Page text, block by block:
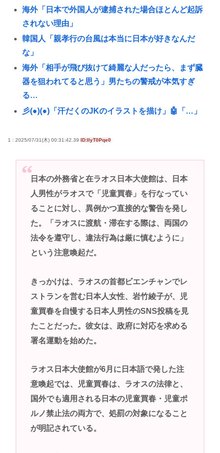
海外「日本で外国人が逮捕された場合ほとんど起訴
されない理由」
韓国人「親孝行の台風は本当に日本が好きなんだ
な」
海外「相手が飛び抜けて綺麗な人だったら、まず臓
器を狙われてると思う」男たちの警戒が本気すぎ
る…
彡(●)(●)「汗だくのJKのイラストを描け」🤖「…」
コチンモンスター」を作ろうと思う
ーに登場しましたよ」
大学生ワイ、株で大儲けwww
彼氏がいないと謳いケツのデカさで売れてタワマン
を購入しプロゲーマーと結婚したグラドル、息子が
「自閉スペクトラム症」と診断され泣く
女子高生コスプレイヤー、夏の電車が臭くて苦言
「洋服は一回全部熱湯につけよう！洗濯機はキッチ
高市早苗さん、憧れのバンドを官邸に招き、自身の
サイン入りドラム・スティックをプレゼントw
若くて美人なママと親友の淫らな行為内容を毎回聞
かされる「女神の加護を受けしママのサーガ」3巻 今
ガチで “ママ” ブーム来てるよな
【高市動画】こういうオスガキってどうやったら産
まれるの？
中国のメスガキ、民度が終わりすぎてる
Powered by livedoor 相互RSS
1 : 2025/07/31(木) 00:31:42.39 ID:IlyT0Pqe0
日本の外務省と在ラオス日本大使館は、日本
人男性がラオスで「児童買春」を行なってい
ることに対し、異例かつ直接的な警告を発し
た。「ラオスに渡航・滞在する際は、両国の
法令を遵守し、違法行為は厳に慎むように」
という注意喚起だ。
きっかけは、ラオスの首都ビエンチャンでレ
ストランを営む日本人女性、岩竹綾子が、児
童買春を自慢する日本人男性のSNS投稿を見
たことだった。彼女は、政府に対応を求める
署名運動を始めた。
ラオス日本大使館が6月に日本語で発した注
意喚起では、児童買春は、ラオスの法律と、
国外でも適用される日本の児童買春・児童ポ
ルノ禁止法の両方で、処罰の対象になること
が明記されている。